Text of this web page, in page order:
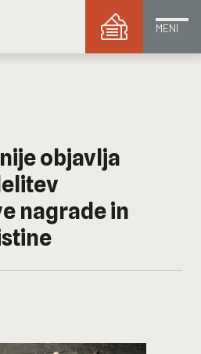
MENI
objavlja
nagrade in